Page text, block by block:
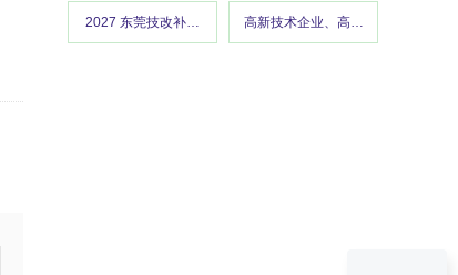
2027 东莞技改补贴、东莞制造业当家技改申报、东莞省级技
高新技术企业、高企认定、高企申